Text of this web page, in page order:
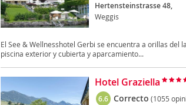
Hertensteinstrasse 48,
Weggis
El See & Wellnesshotel Gerbi se encuentra a orillas del
piscina exterior y cubierta y aparcamiento...
Hotel Graziella
6.6 Correcto (1055